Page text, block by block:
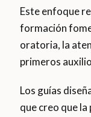
Este enfoque
formación
oratoria, la
primeros
Los guías
que creo que la